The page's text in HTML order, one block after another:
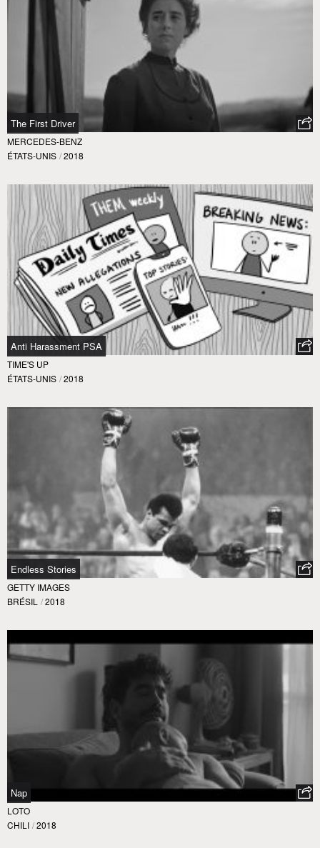
The First Driver
MERCEDES-BENZ
ÉTATS-UNIS / 2018
Anti Harassment PSA
TIME'S UP
ÉTATS-UNIS / 2018
Endless Stories
GETTY IMAGES
BRÉSIL / 2018
Nap
LOTO
CHILI / 2018